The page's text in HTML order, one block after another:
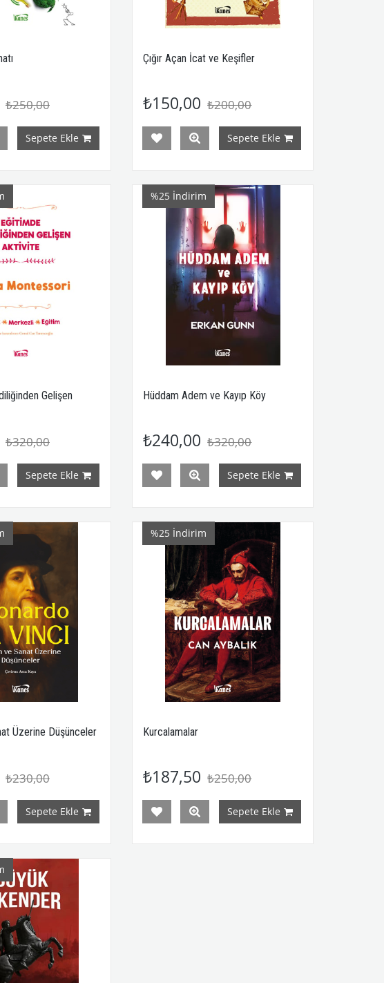
₺250,00
Sepete Ekle
Çığır Açan İcat ve Keşifler
₺150,00 ₺200,00
Sepete Ekle
Gelişen
₺320,00
Sepete Ekle
Hüddam Adem ve Kayıp Köy
₺240,00 ₺320,00
Sepete Ekle
%25 İndirim
Üzerine Düşünceler
₺230,00
Sepete Ekle
Kurcalamalar
₺187,50 ₺250,00
Sepete Ekle
%25 İndirim